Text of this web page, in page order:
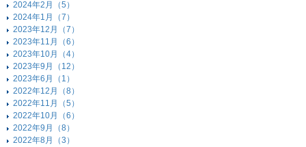
2024年2月（5）
2024年1月（7）
2023年12月（7）
2023年11月（6）
2023年10月（4）
2023年9月（12）
2023年6月（1）
2022年12月（8）
2022年11月（5）
2022年10月（6）
2022年9月（8）
2022年8月（3）